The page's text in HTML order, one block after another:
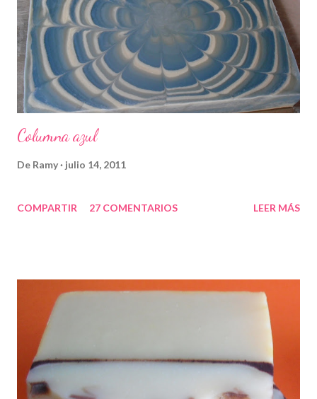
Columna azul
De Ramy julio 14, 2011
COMPARTIR 27 COMENTARIOS LEER MÁS